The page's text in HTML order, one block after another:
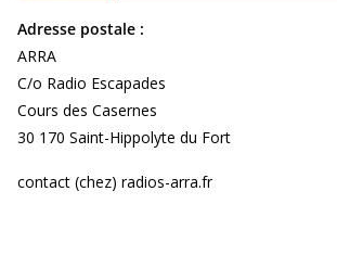
Adresse postale :
ARRA
C/o Radio Escapades
Cours des Casernes
30 170 Saint-Hippolyte du Fort
contact (chez) radios-arra.fr